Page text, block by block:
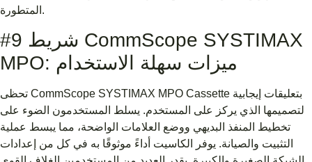
المتطورة.
#9 شريط CommScope SYSTIMAX
تحظى CommScope SYSTIMAX MPO Cassette بتعليقات إيجابية
لتصميمها الذي يركز على المستخدم. يسلط المستخدمون الضوء على
تخطيط المنفذ البديهي ووضع العلامات الواضحة، مما يبسط عملية
التثبيت والصيانة. يوفر الكاسيت أداءً موثوقًا به في كل من إعدادات